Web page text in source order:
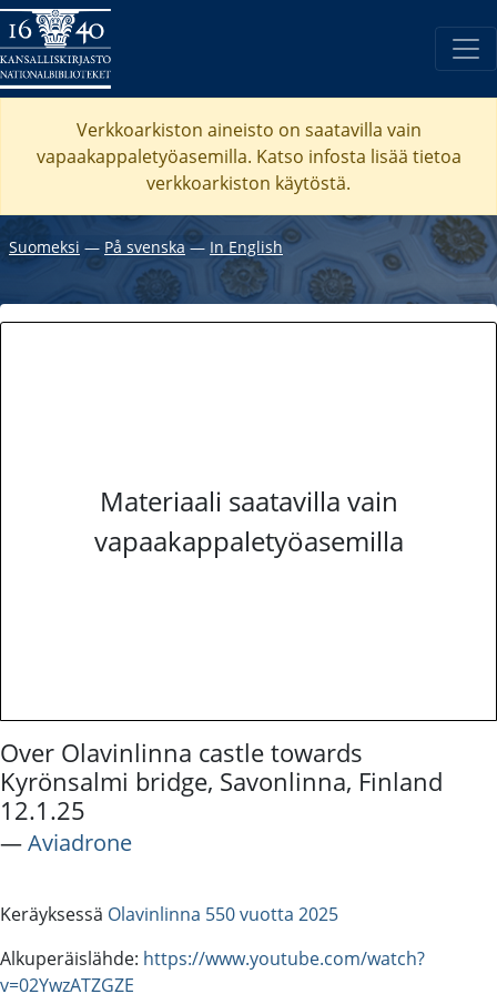
Verkkoarkiston aineisto on saatavilla vain
vapaakappaletyöasemilla. Katso infosta lisää tietoa
verkkoarkiston käytöstä.
Suomeksi ― På svenska― In English
Materiaali saatavilla vain
vapaakappaletyöasemilla
Over Olavinlinna castle towards
Kyrönsalmi bridge, Savonlinna, Finland
12.1.25
―Aviadrone
Keräyksessä Olavinlinna 550 vuotta 2025
Alkuperäislähde: https://www.youtube.com/watch?
v=02YwzATZGZE